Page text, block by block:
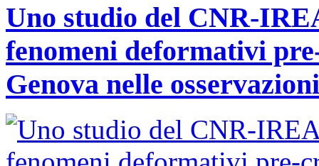
Uno studio del CNR-
fenomeni deformativi
Genova nelle